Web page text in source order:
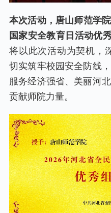
本次活动， 唐山师范学院
国家安全教育日活动优
将以此次活动为契机，
切实筑牢校园安全防线
服务经济强省、美丽河
贡献师院力量。